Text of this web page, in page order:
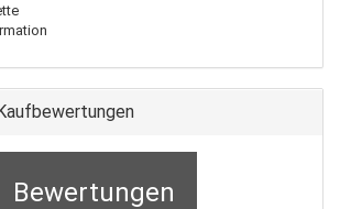
Bewertungen